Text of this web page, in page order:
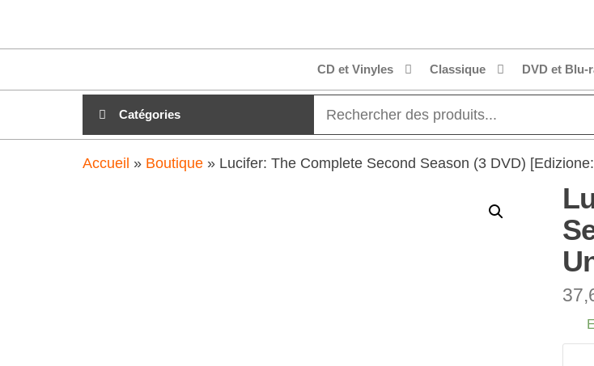
clubdial.fr
CD et Vinyles Classique DVD et Blu-
Catégories
Accueil » Boutique » Lucifer: The Complete Second Season (3 DVD)